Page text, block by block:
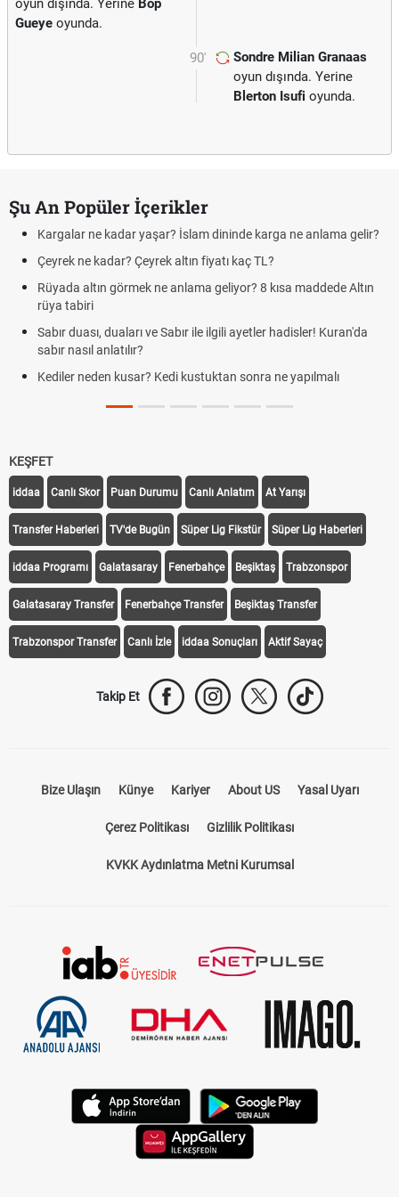
oyun dışında. Yerine Bop
Gueye oyunda.
90'
Sondre Milian Granaas
oyun dışında. Yerine
Blerton Isufi oyunda.
Şu An Popüler İçerikler
Kargalar ne kadar yaşar? İslam dininde karga ne anlama gelir?
Çeyrek ne kadar? Çeyrek altın fiyatı kaç TL?
Rüyada altın görmek ne anlama geliyor? 8 kısa maddede Altın
rüya tabiri
Sabır duası, duaları ve Sabır ile ilgili ayetler hadisler! Kuran'da
sabır nasıl anlatılır?
Kediler neden kusar? Kedi kustuktan sonra ne yapılmalı
KEŞFET
iddaa Canlı Skor Puan Durumu Canlı Anlatım At Yarışı
Transfer Haberleri TV'de Bugün Süper Lig Fikstür Süper Lig Haberleri
iddaa Programı Galatasaray Fenerbahçe Beşiktaş Trabzonspor
Galatasaray Transfer Fenerbahçe Transfer Beşiktaş Transfer
Trabzonspor Transfer Canlı İzle iddaa Sonuçları Aktif Sayaç
Takip Et
Bize Ulaşın Künye Kariyer About US Yasal Uyarı
Çerez Politikası Gizlilik Politikası
KVKK Aydınlatma Metni Kurumsal